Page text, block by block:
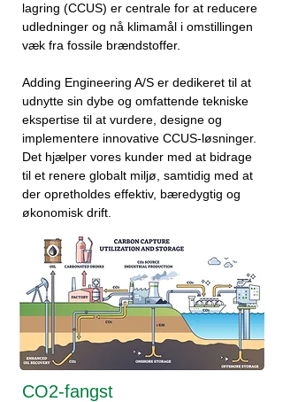
lagring (CCUS) er centrale for at reducere
udledninger og nå klimamål i omstillingen
væk fra fossile brændstoffer.
Adding Engineering A/S er dedikeret til at
udnytte sin dybe og omfattende tekniske
ekspertise til at vurdere, designe og
implementere innovative CCUS-løsninger.
Det hjælper vores kunder med at bidrage
til et renere globalt miljø, samtidig med at
der opretholdes effektiv, bæredygtig og
økonomisk drift.
CO2-fangst